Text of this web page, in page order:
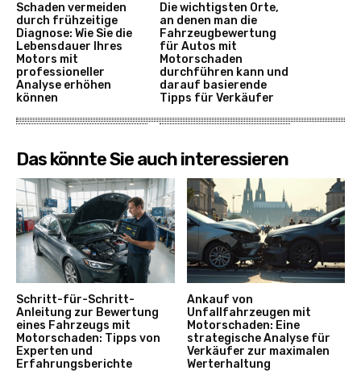
Schaden vermeiden
durch frühzeitige
Diagnose: Wie Sie die
Lebensdauer Ihres
Motors mit
professioneller
Analyse erhöhen
können
Die wichtigsten Orte,
an denen man die
Fahrzeugbewertung
für Autos mit
Motorschaden
durchführen kann und
darauf basierende
Tipps für Verkäufer
Das könnte Sie auch interessieren
Schritt-für-Schritt-
Anleitung zur Bewertung
eines Fahrzeugs mit
Motorschaden: Tipps von
Experten und
Erfahrungsberichte
Ankauf von
Unfallfahrzeugen mit
Motorschaden: Eine
strategische Analyse für
Verkäufer zur maximalen
Werterhaltung